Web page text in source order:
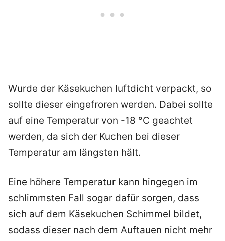
Wurde der Käsekuchen luftdicht verpackt, so
sollte dieser eingefroren werden. Dabei sollte
auf eine Temperatur von -18 °C geachtet
werden, da sich der Kuchen bei dieser
Temperatur am längsten hält.
Eine höhere Temperatur kann hingegen im
schlimmsten Fall sogar dafür sorgen, dass
sich auf dem Käsekuchen Schimmel bildet,
sodass dieser nach dem Auftauen nicht mehr